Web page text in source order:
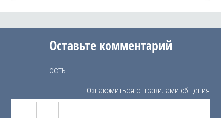
Оставьте комментарий
Гость
Ознакомиться с правилами общения